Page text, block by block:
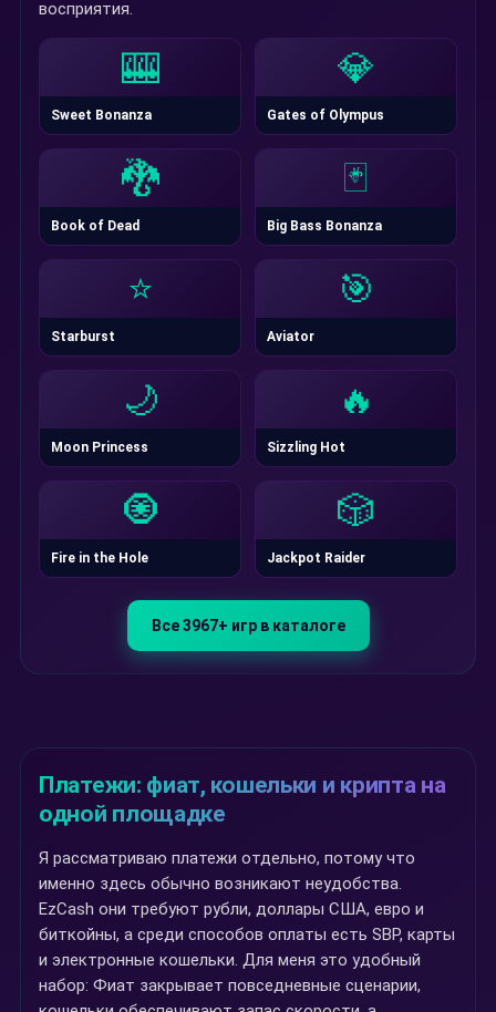
восприятия.
🎰
Sweet Bonanza
💎
Gates of Olympus
🐉
Book of Dead
🃏
Big Bass Bonanza
⭐
Starburst
🎯
Aviator
🌙
Moon Princess
🔥
Sizzling Hot
🧿
Fire in the Hole
🎲
Jackpot Raider
Все 3967+ игр в каталоге
Платежи: фиат, кошельки и крипта на
одной площадке
Я рассматриваю платежи отдельно, потому что
именно здесь обычно возникают неудобства.
EzCash они требуют рубли, доллары США, евро и
биткойны, а среди способов оплаты есть SBP, карты
и электронные кошельки. Для меня это удобный
набор: Фиат закрывает повседневные сценарии,